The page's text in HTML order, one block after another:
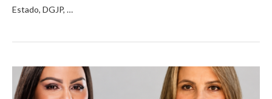
Estado, DGJP, …